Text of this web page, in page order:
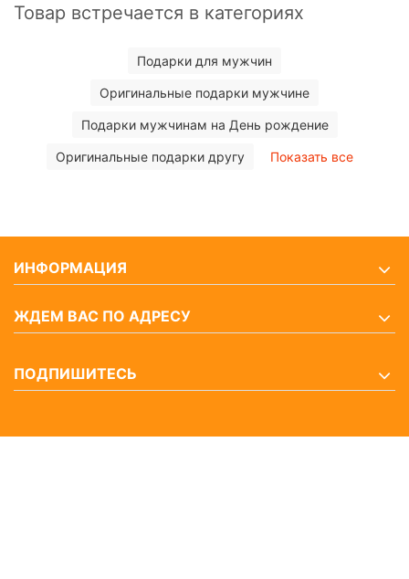
Товар встречается в категориях
Подарки для мужчин
Оригинальные подарки мужчине
Подарки мужчинам на День рождение
Оригинальные подарки другу Показать все
ИНФОРМАЦИЯ
ЖДЕМ ВАС ПО АДРЕСУ
ПОДПИШИТЕСЬ